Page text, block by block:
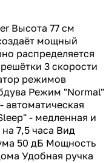
Высота 77 см
мощный
распределяется
3 скорости
режимов
Режим "Normal"
- медленная и
7,5 часа Вид
50 дБ Мощность
Удобная ручка